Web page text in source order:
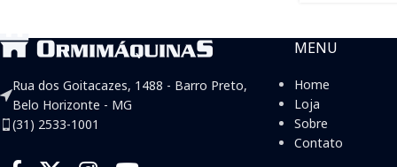
Rua dos Goitacazes, 1488 - Barro Preto,
Belo Horizonte - MG
(31) 2533-1001
MENU
Home
Loja
Sobre
Contato